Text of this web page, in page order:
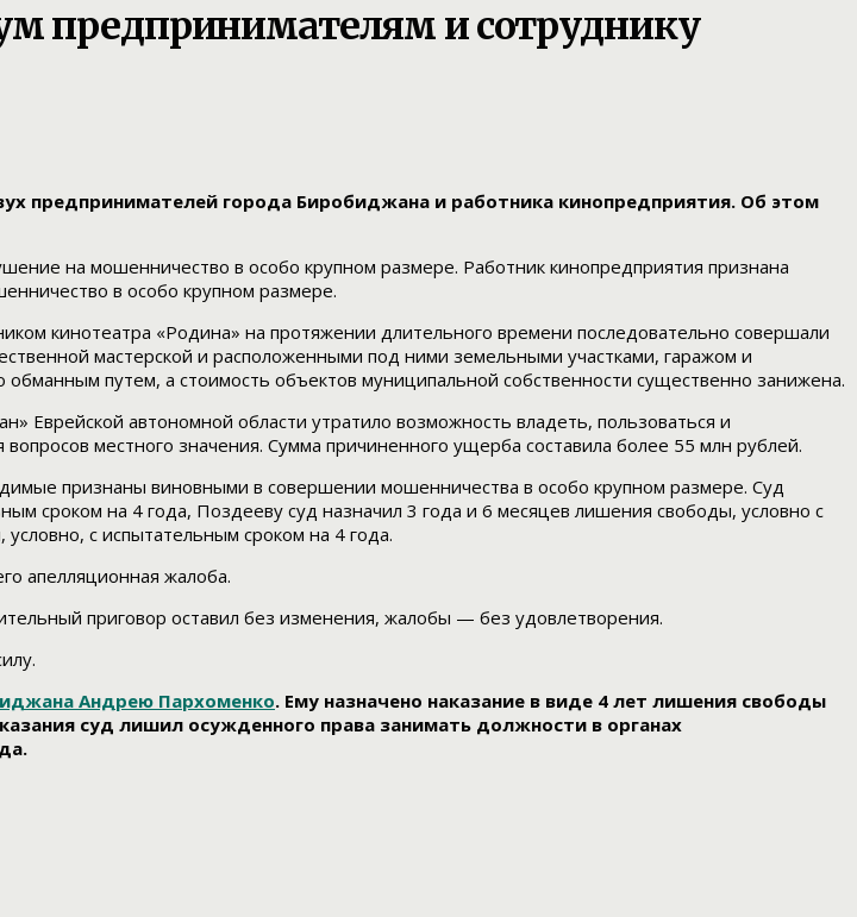
предпринимателям и сотруднику
предпринимателей города Биробиджана и работника кинопредприятия. Об этом
на мошенничество в особо крупном размере. Работник кинопредприятия признана
в особо крупном размере.
кинотеатра «Родина» на протяжении длительного времени последовательно совершали
мастерской и расположенными под ними земельными участками, гаражом и
путем, а стоимость объектов муниципальной собственности существенно занижена.
Еврейской автономной области утратило возможность владеть, пользоваться и
местного значения. Сумма причиненного ущерба составила более 55 млн рублей.
признаны виновными в совершении мошенничества в особо крупном размере. Суд
сроком на 4 года, Поздееву суд назначил 3 года и 6 месяцев лишения свободы, условно с
с испытательным сроком на 4 года.
апелляционная жалоба.
приговор оставил без изменения, жалобы — без удовлетворения.
Андрею Пархоменко. Ему назначено наказание в виде 4 лет лишения свободы
суд лишил осужденного права занимать должности в органах